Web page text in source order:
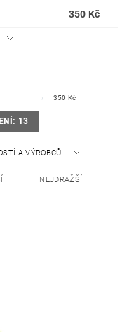
350 Kč
350 Kč
13
A VÝROBCŮ
NEJDRAŽŠÍ